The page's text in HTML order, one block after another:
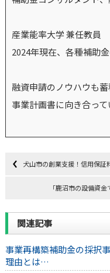
産業能率大学 兼任教員
2024年現在、各種補助
融資申請のノウハウも
事業計画書に向き合って
犬山市の創業支援！信用保証
「鹿沼市の設備資
関連記事
事業再構築補助金の採択
理由とは…